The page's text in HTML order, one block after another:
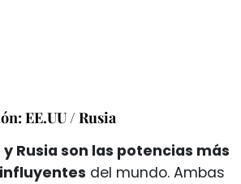
EE.UU / Rusia
y Rusia son las potencias más
del mundo. Ambas